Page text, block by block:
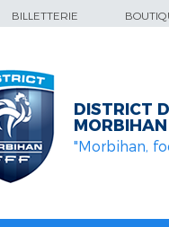
BILLETTERIE
DISTRICT
MORBIHAN
"Morbihan,